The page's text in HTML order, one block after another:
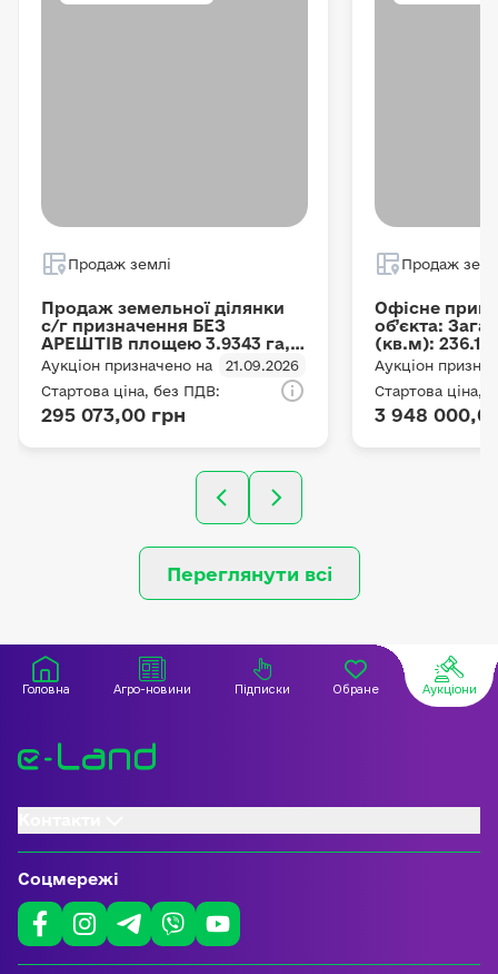
Продаж землі
Продаж земельної ділянки
с/г призначення БЕЗ
АРЕШТІВ площею 3.9343 га,
місце розташування:
Чернігівська область,
Ічнянський район, Ічнянська
міська рада, цільове
ведення товарного
сільськогосподарського
виробництва, в оренді в
Аукціон призначено на
21.09.2026
Стартова ціна, без ПДВ:
295 073,00 грн
Продаж
Офісне
об’єкта:
(кв.м): 236.1,
цегляні,
приміщення
позначено
Ружинський
вулиця
ділянка.
Аукціон
Стартова ціна,
3 948
Переглянути всі
Головна Агро-новини Підписки Обране Аукціони
Соцмережі